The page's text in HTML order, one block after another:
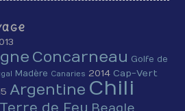
Concarneau Golfe de
Madère Canaries 2014 Cap-Vert
Argentine Chili